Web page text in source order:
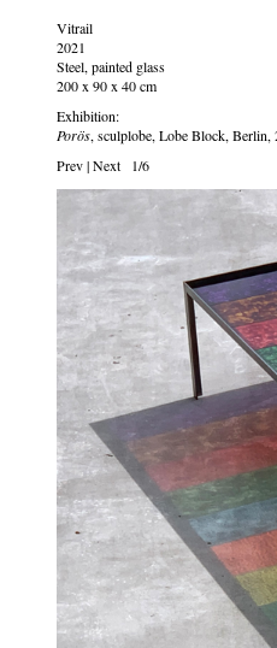
Vitrail
2021
Steel, painted glass
200 x 90 x 40 cm
Exhibition:
Porös, sculplobe, Lobe Block, Berlin,
Prev|Next 1/6